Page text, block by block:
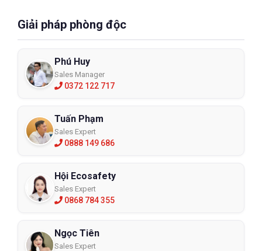
Giải pháp phòng độc
Phú Huy
Sales Manager
0372 122 717
Tuấn Phạm
Sales Expert
0888 149 686
Hội Ecosafety
Sales Expert
0868 784 355
Ngọc Tiên
Sales Expert